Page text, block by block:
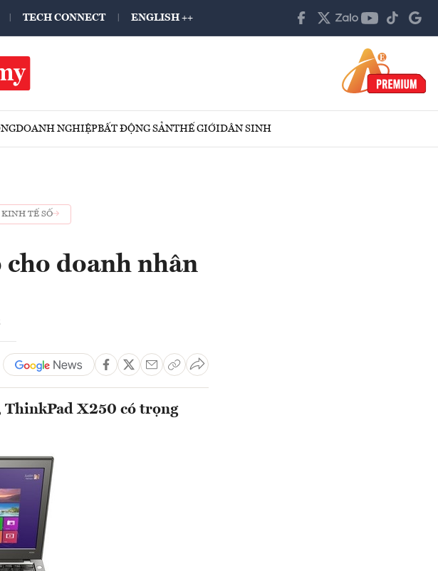
TECH CONNECT ENGLISH ++
DOANH NGHIỆPBẤT ĐỘNG SẢNTHẾ GIỚIDÂN SINH
KINH TẾ SỐ
doanh nhân
ThinkPad X250 có trọng